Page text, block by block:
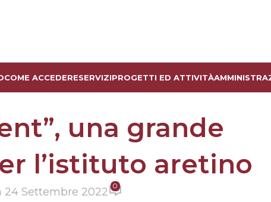
COME ACCEDERESERVIZIPROGETTI ED ATTIVITÀ
una grande
l’istituto aretino
24 Settembre 2022 0